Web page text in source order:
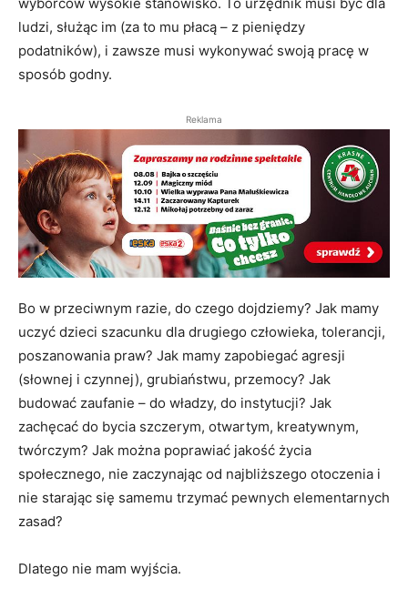
ludzi, służąc im (za to mu płacą – z pieniędzy
podatników), i zawsze musi wykonywać swoją pracę w
sposób godny.
Reklama
Bo w przeciwnym razie, do czego dojdziemy? Jak mamy
uczyć dzieci szacunku dla drugiego człowieka, tolerancji,
poszanowania praw? Jak mamy zapobiegać agresji
(słownej i czynnej), grubiaństwu, przemocy? Jak
budować zaufanie – do władzy, do instytucji? Jak
zachęcać do bycia szczerym, otwartym, kreatywnym,
twórczym? Jak można poprawiać jakość życia
społecznego, nie zaczynając od najbliższego otoczenia i
nie starając się samemu trzymać pewnych elementarnych
zasad?
Dlatego nie mam wyjścia.